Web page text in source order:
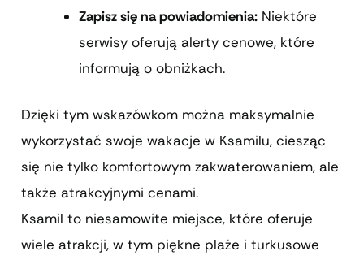
Zapisz się na powiadomienia: Niektóre
serwisy oferują alerty cenowe, które
informują o obniżkach.
Dzięki tym wskazówkom można maksymalnie
wykorzystać swoje wakacje w Ksamilu, ciesząc
się nie tylko komfortowym zakwaterowaniem, ale
także atrakcyjnymi cenami.
Ksamil to niesamowite miejsce, które oferuje
wiele atrakcji, w tym piękne plaże i turkusowe